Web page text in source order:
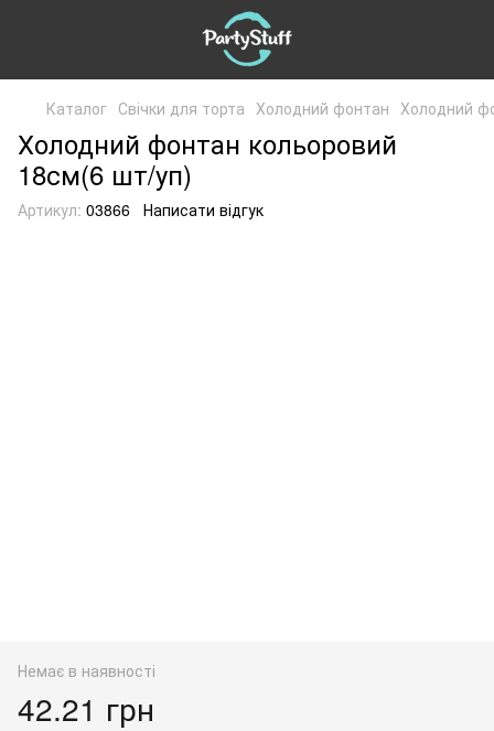
Каталог Свічки для торта Холодний фонтан Холодний
Холодний фонтан кольоровий
18см(6 шт/уп)
Артикул: 03866 Написати відгук
Немає в наявності
42.21 грн